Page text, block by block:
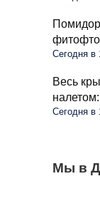
Сегодня в
Весь
налетом:
Сегодня в
Мы в